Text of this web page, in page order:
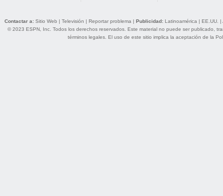
Contactar a: Sitio Web | Televisión | Reportar problema | Publicidad: Latinoamérica | EE.UU. |
© 2023 ESPN, Inc. Todos los derechos reservados. Este material no puede ser publicado,
términos legales. El uso de este sitio implica la aceptación de la